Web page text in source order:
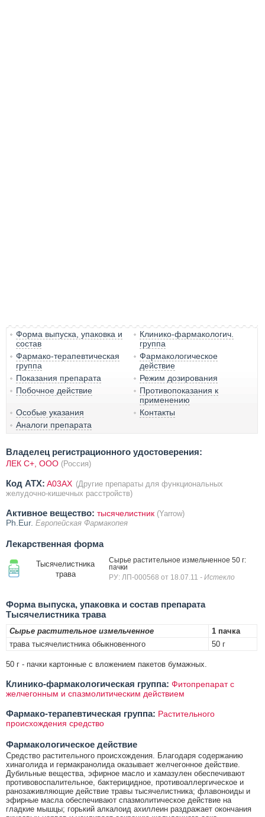
Форма выпуска, упаковка и
состав
Клинико-фармакологич.
группа
Фармако-терапевтическая
группа
Фармакологическое
действие
Показания препарата
Режим дозирования
Побочное действие
Противопоказания к
применению
Особые указания
Контакты
Аналоги препарата
Владелец регистрационного удостоверения:
ЛЕК С+, ООО (Россия)
Код ATX: A03AX (Другие препараты для функциональных
желудочно-кишечных расстройств)
Активное вещество: тысячелистник (Yarrow)
Ph.Eur. Европейская Фармакопея
Лекарственная форма
Тысячелистника
трава
Сырье растительное измельченное 50 г:
пачки
РУ: ЛП-000568 от 18.07.11 - Истекло
Форма выпуска, упаковка и состав препарата
Тысячелистника трава
Сырье растительное измельченное
1 пачка
трава тысячелистника обыкновенного
50 г
50 г - пачки картонные с вложением пакетов бумажных.
Клинико-фармакологическая группа: Фитопрепарат с
желчегонным и спазмолитическим действием
Фармако-терапевтическая группа: Растительного
происхождения средство
Фармакологическое действие
Средство растительного происхождения. Благодаря содержанию
хинаголида и гермакранолида оказывает желчегонное действие.
Дубильные вещества, эфирное масло и хамазулен обеспечивают
противовоспалительное, бактерицидное, противоаллергическое и
ранозаживляющие действие травы тысячелистника; флавоноиды и
эфирные масла обеспечивают спазмолитическое действие на
гладкие мышцы; горький алкалоид ахиллеин раздражает окончания